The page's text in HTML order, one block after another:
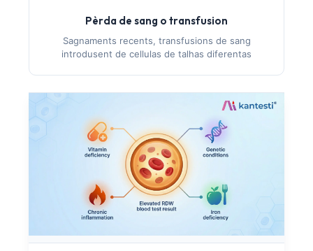
Pèrda de sang o transfusion
Sagnaments recents, transfusions de sang
introdusent de cellulas de talhas diferentas